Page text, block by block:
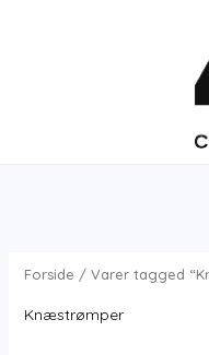
Forside / Varer tagged
Knæstrømper